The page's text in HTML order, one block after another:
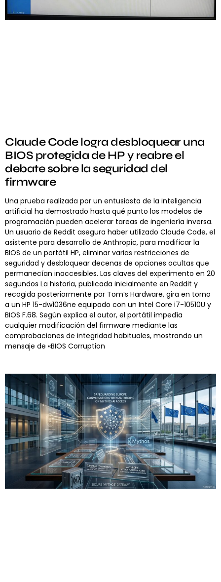
Claude Code logra desbloquear una
BIOS protegida de HP y reabre el
debate sobre la seguridad del
firmware
Una prueba realizada por un entusiasta de la inteligencia
artificial ha demostrado hasta qué punto los modelos de
programación pueden acelerar tareas de ingeniería inversa.
Un usuario de Reddit asegura haber utilizado Claude Code, el
asistente para desarrollo de Anthropic, para modificar la
BIOS de un portátil HP, eliminar varias restricciones de
seguridad y desbloquear decenas de opciones ocultas que
permanecían inaccesibles. Las claves del experimento en 20
segundos La historia, publicada inicialmente en Reddit y
recogida posteriormente por Tom’s Hardware, gira en torno
a un HP 15-dw1036ne equipado con un Intel Core i7-10510U y
BIOS F.68. Según explica el autor, el portátil impedía
cualquier modificación del firmware mediante las
comprobaciones de integridad habituales, mostrando un
mensaje de «BIOS Corruption